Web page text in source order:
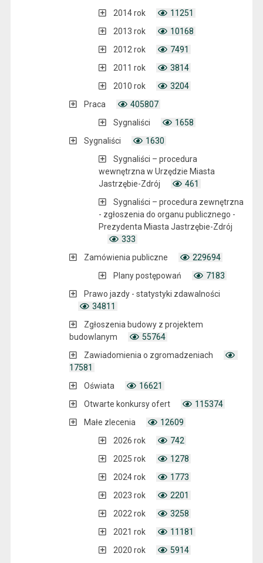
2014 rok
11251
2013 rok
10168
2012 rok
7491
2011 rok
3814
2010 rok
3204
Praca
405807
Sygnaliści
1658
Sygnaliści
1630
Sygnaliści – procedura
wewnętrzna w Urzędzie Miasta
Jastrzębie-Zdrój
461
Sygnaliści – procedura zewnętrzna
- zgłoszenia do organu publicznego -
Prezydenta Miasta Jastrzębie-Zdrój
333
Zamówienia publiczne
229694
Plany postępowań
7183
Prawo jazdy - statystyki zdawalności
34811
Zgłoszenia budowy z projektem
budowlanym
55764
Zawiadomienia o zgromadzeniach
17581
Oświata
16621
Otwarte konkursy ofert
115374
Małe zlecenia
12609
2026 rok
742
2025 rok
1278
2024 rok
1773
2023 rok
2201
2022 rok
3258
2021 rok
11181
2020 rok
5914